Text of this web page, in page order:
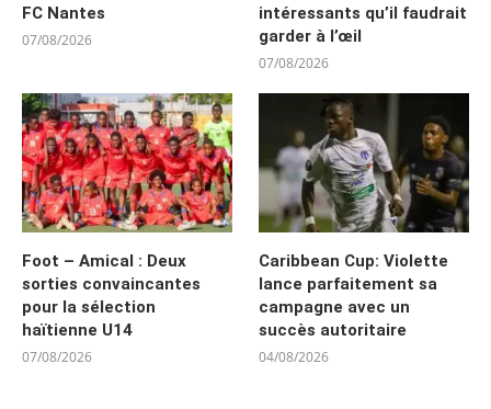
FC Nantes
07/08/2026
intéressants qu’il faudrait
garder à l’œil
07/08/2026
Foot – Amical : Deux
sorties convaincantes
pour la sélection
haïtienne U14
07/08/2026
Caribbean Cup: Violette
lance parfaitement sa
campagne avec un
succès autoritaire
04/08/2026